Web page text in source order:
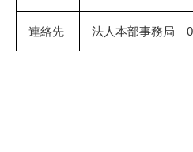
連絡先 法人本部事務局